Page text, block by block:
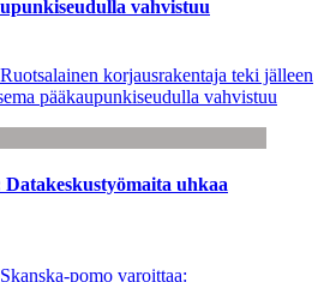
vahvistuu
korjausrakentaja teki jälleen
pääkaupunkiseudulla vahvistuu
uhkaa
pomo varoittaa: